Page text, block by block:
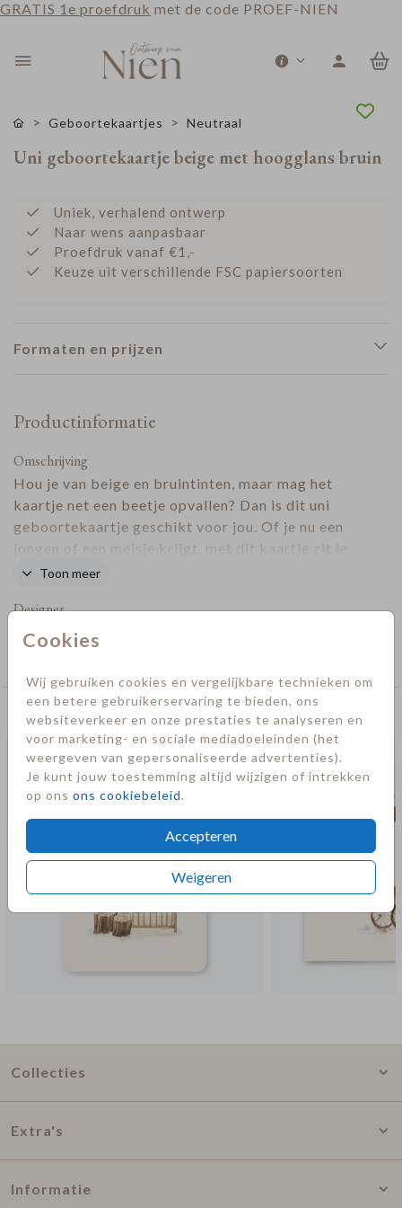
GRATIS 1e proefdruk met de code PROEF-NIEN
Cookies
Wij gebruiken cookies en vergelijkbare technieken om
een betere gebruikerservaring te bieden, ons
websiteverkeer en onze prestaties te analyseren en
voor marketing- en sociale mediadoeleinden (het
weergeven van gepersonaliseerde advertenties).
Je kunt jouw toestemming altijd wijzigen of intrekken
op ons ons cookiebeleid.
Accepteren
Weigeren
Geboortekaartjes Neutraal
Uni geboortekaartje beige met hoogglans bruin
Uniek, verhalend ontwerp
Naar wens aanpasbaar
Proefdruk vanaf €1,-
Keuze uit verschillende FSC papiersoorten
Formaten en prijzen
Productinformatie
Omschrijving
Hou je van beige en bruintinten, maar mag het
kaartje net een beetje opvallen? Dan is dit uni
geboortekaartje geschikt voor jou. Of je nu een
jongen of een meisje krijgt, met dit kaartje zit je
altijd goed. Liever andere kleuren? De kleuren kun
Toon meer
Designer
Collectie
Deze kaarten vind je misschien ook leuk
Collecties
Extra's
Informatie